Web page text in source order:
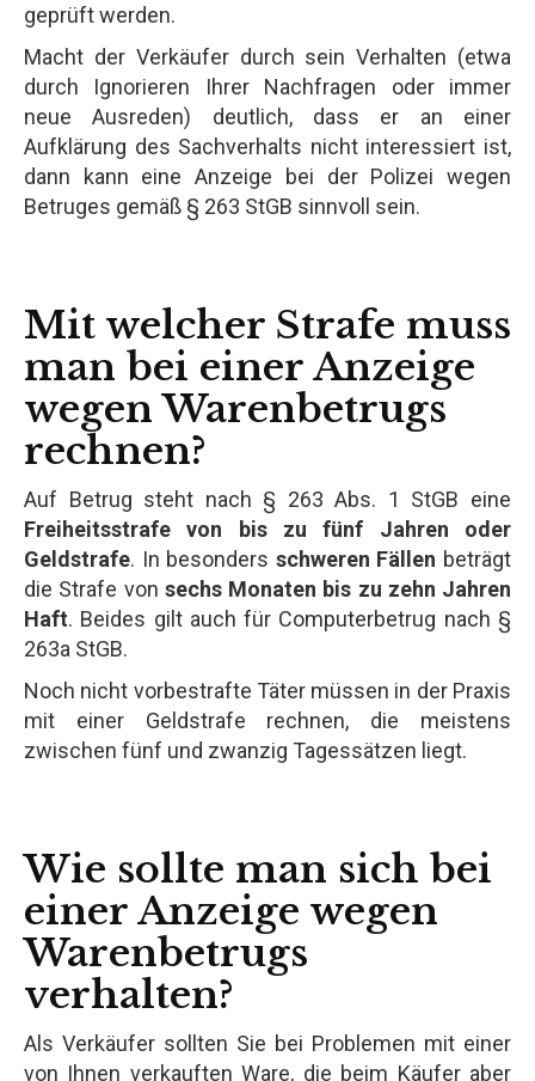
geprüft werden.
Macht der Verkäufer durch sein Verhalten (etwa
durch Ignorieren Ihrer Nachfragen oder immer
neue Ausreden) deutlich, dass er an einer
Aufklärung des Sachverhalts nicht interessiert ist,
dann kann eine Anzeige bei der Polizei wegen
Betruges gemäß § 263 StGB sinnvoll sein.
Mit welcher Strafe muss
man bei einer Anzeige
wegen Warenbetrugs
rechnen?
Auf Betrug steht nach § 263 Abs. 1 StGB eine
Freiheitsstrafe von bis zu fünf Jahren oder
Geldstrafe. In besonders schweren Fällen beträgt
die Strafe von sechs Monaten bis zu zehn Jahren
Haft. Beides gilt auch für Computerbetrug nach §
263a StGB.
Noch nicht vorbestrafte Täter müssen in der Praxis
mit einer Geldstrafe rechnen, die meistens
zwischen fünf und zwanzig Tagessätzen liegt.
Wie sollte man sich bei
einer Anzeige wegen
Warenbetrugs
verhalten?
Als Verkäufer sollten Sie bei Problemen mit einer
von Ihnen verkauften Ware, die beim Käufer aber